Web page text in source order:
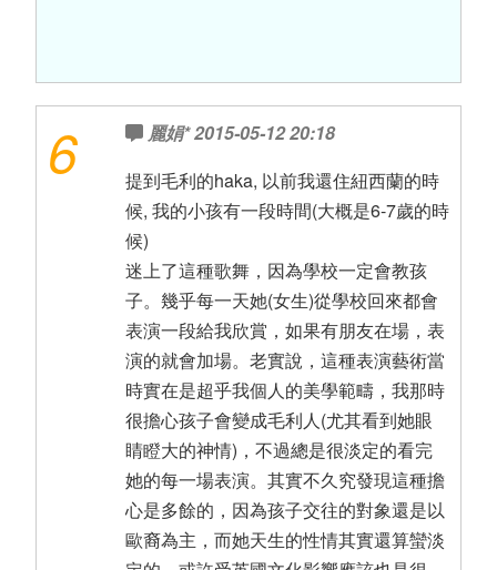
6 麗娟*2015-05-12 20:18
提到毛利的haka, 以前我還住紐西蘭的時
候, 我的小孩有一段時間(大概是6-7歲的時
候)
迷上了這種歌舞，因為學校一定會教孩
子。幾乎每一天她(女生)從學校回來都會
表演一段給我欣賞，如果有朋友在場，表
演的就會加場。老實說，這種表演藝術當
時實在是超乎我個人的美學範疇，我那時
很擔心孩子會變成毛利人(尤其看到她眼
睛瞪大的神情)，不過總是很淡定的看完
她的每一場表演。其實不久究發現這種擔
心是多餘的，因為孩子交往的對象還是以
歐裔為主，而她天生的性情其實還算蠻淡